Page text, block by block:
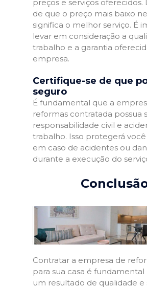
preços e serviços oferecidos.
de que o preço mais baixo
significa o melhor serviço. É
levar em consideração a
trabalho e a garantia
empresa.
Certifique-se de que
seguro
É fundamental que a
reformas contratada possua
responsabilidade civil e
trabalho. Isso protegerá você
em caso de acidentes ou
durante a execução do
Contratar a empresa de
para sua casa é fundamental
um resultado de qualidade e